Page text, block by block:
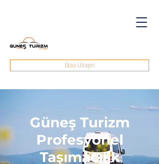
Bize Ulaşın
Güneş Turizm
Profesyonel
Taşımacılık